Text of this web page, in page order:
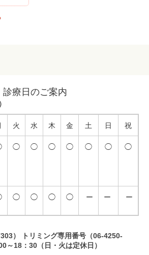
診療日のご案内
火 水 木 金 土 日
祝
◯ ◯ ◯ ◯ ◯ ◯ ◯
◯ ◯ ◯ ◯ ー ー ー
） トリミング専用番号（06-4250-
～18：30（日・火は定休日）